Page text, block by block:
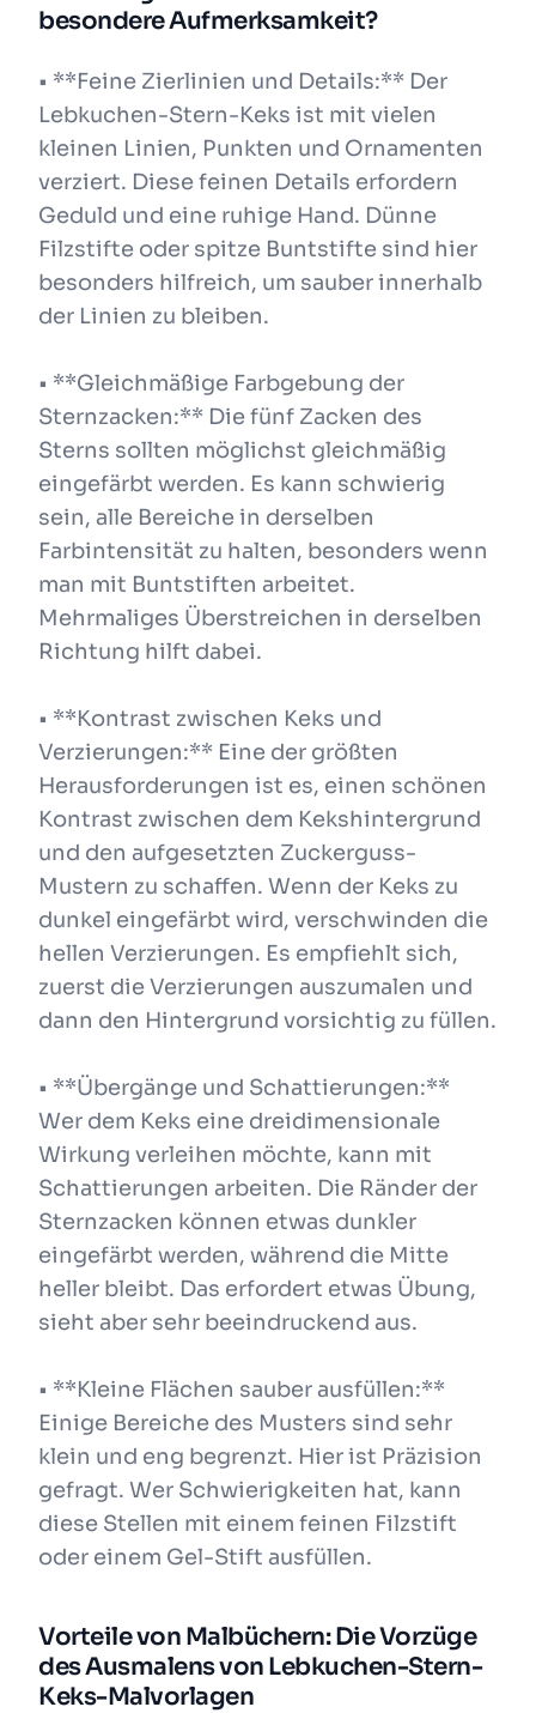
besondere Aufmerksamkeit?
• **Feine Zierlinien und Details:** Der
Lebkuchen-Stern-Keks ist mit vielen
kleinen Linien, Punkten und Ornamenten
verziert. Diese feinen Details erfordern
Geduld und eine ruhige Hand. Dünne
Filzstifte oder spitze Buntstifte sind hier
besonders hilfreich, um sauber innerhalb
der Linien zu bleiben.
• **Gleichmäßige Farbgebung der
Sternzacken:** Die fünf Zacken des
Sterns sollten möglichst gleichmäßig
eingefärbt werden. Es kann schwierig
sein, alle Bereiche in derselben
Farbintensität zu halten, besonders wenn
man mit Buntstiften arbeitet.
Mehrmaliges Überstreichen in derselben
Richtung hilft dabei.
• **Kontrast zwischen Keks und
Verzierungen:** Eine der größten
Herausforderungen ist es, einen schönen
Kontrast zwischen dem Kekshintergrund
und den aufgesetzten Zuckerguss-
Mustern zu schaffen. Wenn der Keks zu
dunkel eingefärbt wird, verschwinden die
hellen Verzierungen. Es empfiehlt sich,
zuerst die Verzierungen auszumalen und
dann den Hintergrund vorsichtig zu füllen.
• **Übergänge und Schattierungen:**
Wer dem Keks eine dreidimensionale
Wirkung verleihen möchte, kann mit
Schattierungen arbeiten. Die Ränder der
Sternzacken können etwas dunkler
eingefärbt werden, während die Mitte
heller bleibt. Das erfordert etwas Übung,
sieht aber sehr beeindruckend aus.
• **Kleine Flächen sauber ausfüllen:**
Einige Bereiche des Musters sind sehr
klein und eng begrenzt. Hier ist Präzision
gefragt. Wer Schwierigkeiten hat, kann
diese Stellen mit einem feinen Filzstift
oder einem Gel-Stift ausfüllen.
Vorteile von Malbüchern: Die Vorzüge
des Ausmalens von Lebkuchen-Stern-
Keks-Malvorlagen